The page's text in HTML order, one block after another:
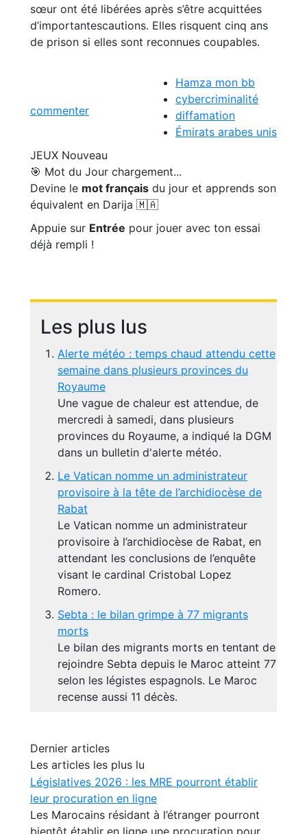
sœur ont été libérées après s’être acquittées
d’importantescautions. Elles risquent cinq ans
de prison si elles sont reconnues coupables.
commenter
Hamza mon bb
cybercriminalité
diffamation
Émirats arabes unis
JEUX Nouveau
🎯 Mot du Jour chargement...
Devine le mot français du jour et apprends son
équivalent en Darija 🇲🇦
Appuie sur Entrée pour jouer avec ton essai
déjà rempli !
Les plus lus
Alerte météo : temps chaud attendu cette
semaine dans plusieurs provinces du
Royaume
Une vague de chaleur est attendue, de
mercredi à samedi, dans plusieurs
provinces du Royaume, a indiqué la DGM
dans un bulletin d'alerte météo.
Le Vatican nomme un administrateur
provisoire à la tête de l’archidiocèse de
Rabat
Le Vatican nomme un administrateur
provisoire à l’archidiocèse de Rabat, en
attendant les conclusions de l’enquête
visant le cardinal Cristobal Lopez
Romero.
Sebta : le bilan grimpe à 77 migrants
morts
Le bilan des migrants morts en tentant de
rejoindre Sebta depuis le Maroc atteint 77
selon les légistes espagnols. Le Maroc
recense aussi 11 décès.
Dernier articles
Les articles les plus lu
Législatives 2026 : les MRE pourront établir
leur procuration en ligne
Les Marocains résidant à l’étranger pourront
bientôt établir en ligne une procuration pour